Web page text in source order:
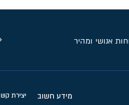
אנושי ומהיר
מידע חשוב יצירת